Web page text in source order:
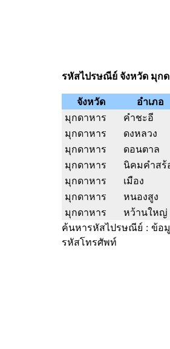
รหัสไปรษณีย์ จังหวัด มุก
จังหวัด อำเภอ
มุกดาหาร
คำชะอี
มุกดาหาร
ดงหลวง
มุกดาหาร
ดอนตาล
มุกดาหาร
นิคมคำสร้
มุกดาหาร
เมือง
มุกดาหาร
หนองสูง
มุกดาหาร
หว้านใหญ่
ค้นหารหัสไปรษณีย์ : ข้อ
รหัสโทรศัพท์